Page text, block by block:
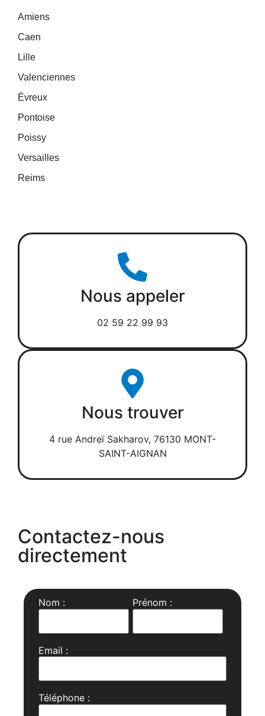
Amiens
Caen
Lille
Valenciennes
Évreux
Pontoise
Poissy
Versailles
Reims
Nous appeler
02 59 22 99 93
Nous trouver
4 rue Andreï Sakharov, 76130 MONT-
SAINT-AIGNAN
Contactez-nous
directement
Nom : Prénom :
Email :
Téléphone :